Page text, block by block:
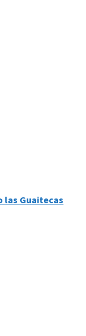
las Guaitecas